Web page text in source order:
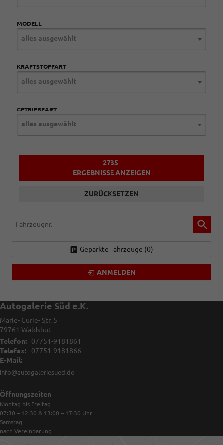
MODELL
alles ausgewählt
KRAFTSTOFFART
alles ausgewählt
GETRIEBEART
alles ausgewählt
2735
ERGEBNISSE ANZEIGEN
ZURÜCKSETZEN
Fahrzeugnr.
Geparkte Fahrzeuge (0)
ANMELDEN
Autogalerie Süd e.K.
Marie- Curie- Str. 5
79761 Waldshut
Telefon:
07751-9181861
Telefax:
07751-9181866
E-Mail:
info@autogaleriesued.de
Öffnungszeiten
Montag bis Freitag
07:30 – 12:30 & 13:00 – 17:30 Uhr
Samstag
nach Vereinbarung